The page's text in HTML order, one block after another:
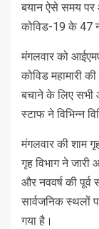
बयान ऐसे समय पर
कोविड-19 के 47
मंगलवार को
कोविड महामारी
बचाने के लिए
स्टाफ ने विभिन्न
मंगलवार की शाम
गृह विभाग ने
और नववर्ष की
सार्वजनिक स्थलों
गया है।